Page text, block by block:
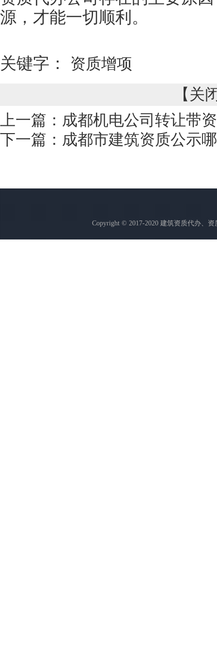
源，才能一切顺利。
关键字： 资质增项
【 关
上一篇： 成都机电公司转让带
下一篇： 成都市建筑资质公示
Copyright © 2017-2020 建筑资质代办、